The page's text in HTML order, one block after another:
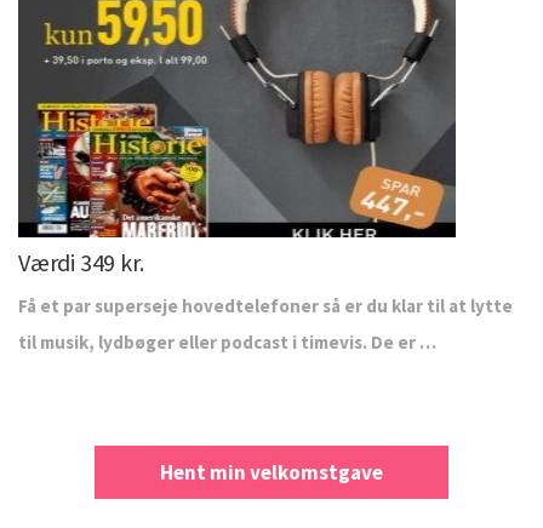
Værdi 349 kr.
Få et par superseje hovedtelefoner så er du klar til at lytte
til musik, lydbøger eller podcast i timevis. De er …
Hent min velkomstgave